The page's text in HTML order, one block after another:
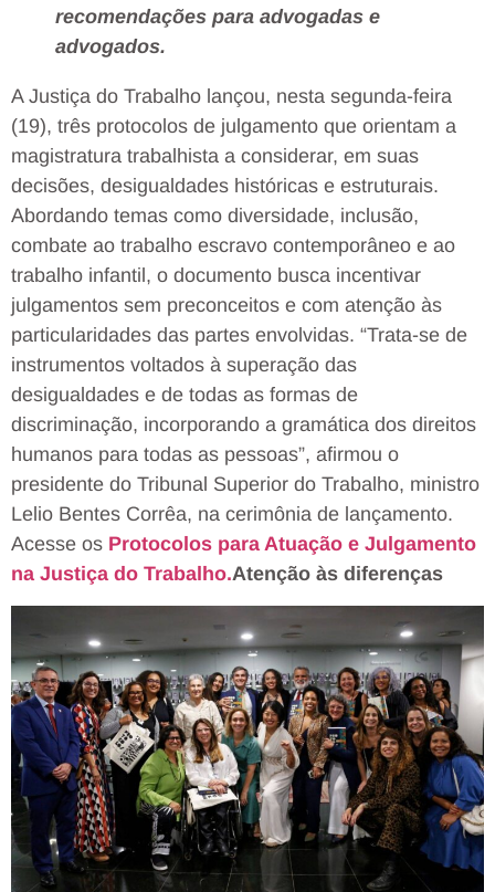
recomendações para advogadas e
advogados.
A Justiça do Trabalho lançou, nesta segunda-feira
(19), três protocolos de julgamento que orientam a
magistratura trabalhista a considerar, em suas
decisões, desigualdades históricas e estruturais.
Abordando temas como diversidade, inclusão,
combate ao trabalho escravo contemporâneo e ao
trabalho infantil, o documento busca incentivar
julgamentos sem preconceitos e com atenção às
particularidades das partes envolvidas. “Trata-se de
instrumentos voltados à superação das
desigualdades e de todas as formas de
discriminação, incorporando a gramática dos direitos
humanos para todas as pessoas”, afirmou o
presidente do Tribunal Superior do Trabalho, ministro
Lelio Bentes Corrêa, na cerimônia de lançamento.
Acesse os Protocolos para Atuação e Julgamento
na Justiça do Trabalho.Atenção às diferenças